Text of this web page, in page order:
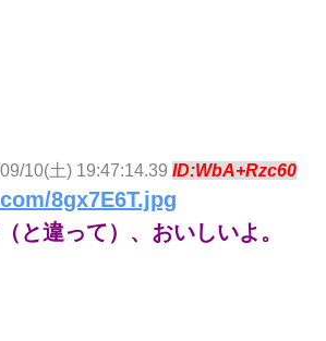
10(土) 19:47:14.39 ID:WbA+Rzc60
8gx7E6T.jpg
と違って）、おいしいよ。